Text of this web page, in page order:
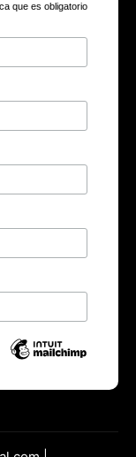
que es obligatorio